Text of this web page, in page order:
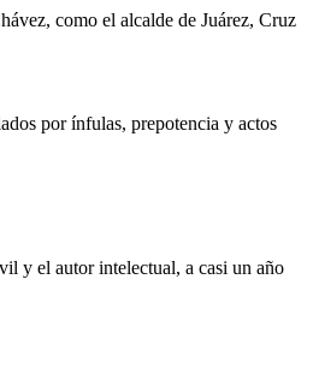
como el alcalde de Juárez, Cruz
por ínfulas, prepotencia y actos
y el autor intelectual, a casi un año